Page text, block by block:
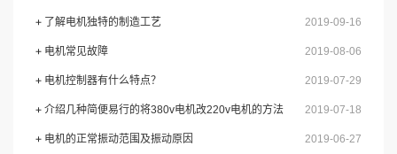
2019-09-16
了解电机独特的制造工艺
2019-08-06
电机常见故障
2019-07-29
电机控制器有什么特点？
2019-07-18
介绍几种简便易行的将380v电机改220v电机的方法
2019-06-27
电机的正常振动范围及振动原因